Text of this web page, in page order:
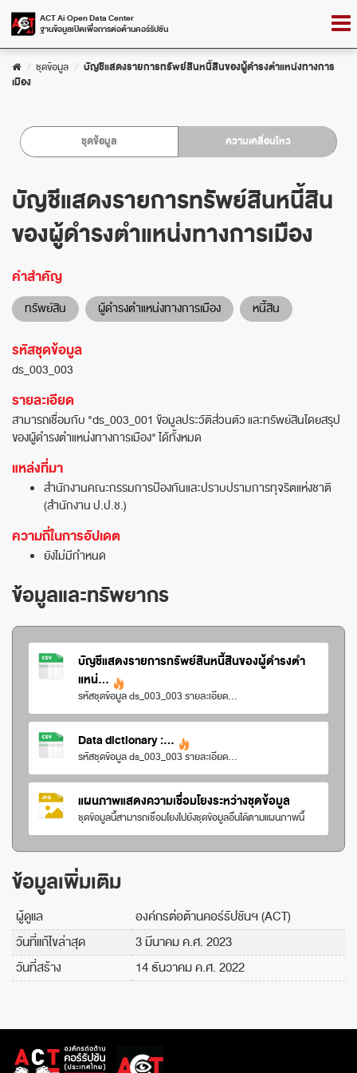
Skip
ACT Ai Open Data Center
ฐานข้อมูลเปิดเพื่อการต่อต้านคอร์รัปชัน
ชุดข้อมูล
บัญชีแสดงรายการทรัพย์สินหนี้สินของผู้ดำรงตำแหน่งทางการ
เมือง
ชุดข้อมูล ความเคลื่อนไหว
บัญชีแสดงรายการทรัพย์สินหนี้สิน
ของผู้ดำรงตำแหน่งทางการเมือง
คำสำคัญ
ทรัพย์สิน ผู้ดำรงตำแหน่งทางการเมือง หนี้สิน
รหัสชุดข้อมูล
ds_003_003
รายละเอียด
สามารถเชื่อมกับ "ds_003_001 ข้อมูลประวัติส่วนตัว และทรัพย์สินโดยสรุป
ของผู้ดำรงตำแหน่งทางการเมือง" ได้ทั้งหมด
แหล่งที่มา
สำนักงานคณะกรรมการป้องกันและปราบปรามการทุจริตแห่งชาติ
(สำนักงาน ป.ป.ช.)
ความถี่ในการอัปเดต
ยังไม่มีกำหนด
ข้อมูลและทรัพยากร
บัญชีแสดงรายการทรัพย์สินหนี้สินของผู้ดำรงตำ
แหน่...
รหัสชุดข้อมูล ds_003_003 รายละเอียด...
Data dictionary :...
รหัสชุดข้อมูล ds_003_003 รายละเอียด...
แผนภาพแสดงความเชื่อมโยงระหว่างชุดข้อมูล
ชุดข้อมูลนี้สามารถเชื่อมโยงไปยังชุดข้อมูลอื่นได้ตามแผนภาพนี้
ข้อมูลเพิ่มเติม
ผู้ดูแล
องค์กรต่อต้านคอร์รัปชันฯ (ACT)
วันที่แก้ไขล่าสุด
3 มีนาคม ค.ศ. 2023
วันที่สร้าง
14 ธันวาคม ค.ศ. 2022